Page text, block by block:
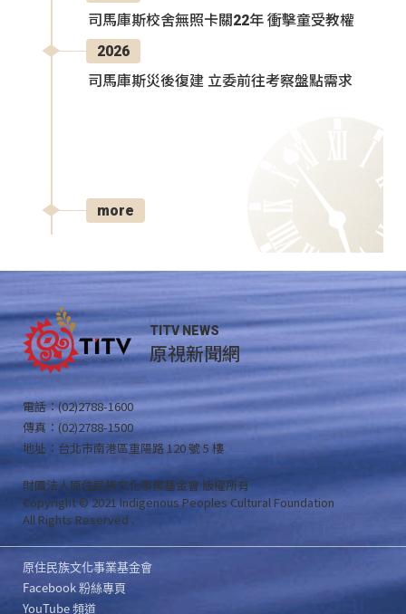
司馬庫斯校舍無照卡關22年 衝擊童受教權
2026
司馬庫斯災後復建 立委前往考察盤點需求
more
TITV NEWS
原視新聞網
電話：(02)2788-1600
傳真：(02)2788-1500
地址：台北市南港區重陽路 120 號 5 樓
財團法人原住民族文化事業基金會 版權所有
Copyright © 2021 Indigenous Peoples Cultural Foundation
All Rights Reserved .
原住民族文化事業基金會
Facebook 粉絲專頁
YouTube 頻道